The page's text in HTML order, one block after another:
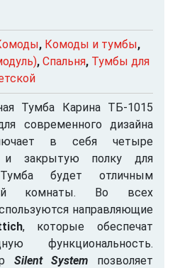
, Комоды и тумбы,
, Спальня, Тумбы для
Тумба Карина ТБ-1015
современного дизайна
в себя четыре
закрытую полку для
будет отличным
комнаты. Во всех
направляющие
, которые обеспечат
функциональность.
Silent System позволяет